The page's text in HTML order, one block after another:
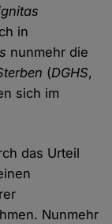
in
nunmehr die
(DGHS,
sich im
das Urteil
Nunmehr